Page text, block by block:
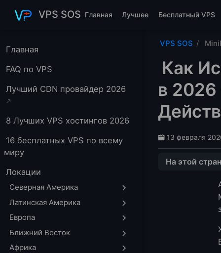
VPS SOS Главная Лучшее Бесплатный VPS
Главная
FAQ по VPS
Лучший CDN провайдер 2026
8 Лучших VPS хостингов 2026
16 бесплатных VPS по всему
миру
Локации
Северная Америка
Латинская Америка
Европа
Ближний Восток
Африка
VPS SOS
Как
в
13 февраля
На этой
Метод 1 —